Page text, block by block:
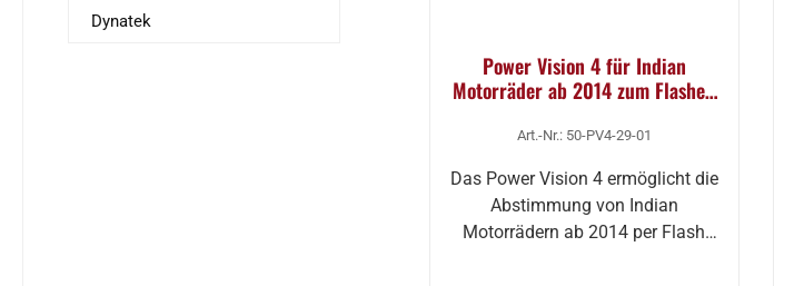
Dynatek
Power Vision 4 für Indian
Motorräder ab 2014 zum Flashen
Art.-Nr.: 50-PV4-29-01
Das Power Vision 4 ermöglicht die
Abstimmung von Indian
Motorrädern ab 2014 per Flash